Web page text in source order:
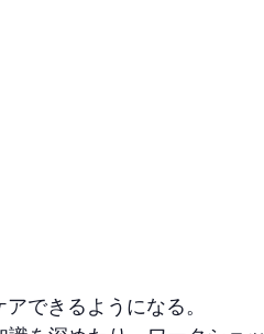
できるようになる。